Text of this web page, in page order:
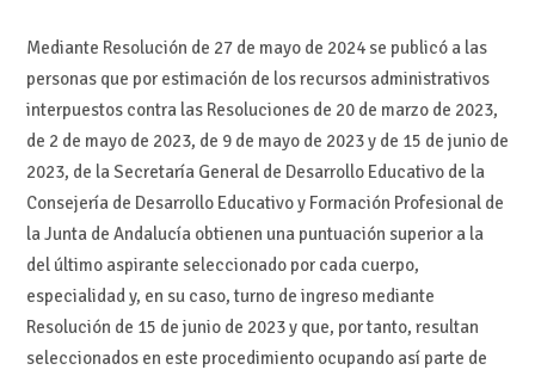
Mediante Resolución de 27 de mayo de 2024 se publicó a las
personas que por estimación de los recursos administrativos
interpuestos contra las Resoluciones de 20 de marzo de 2023,
de 2 de mayo de 2023, de 9 de mayo de 2023 y de 15 de junio de
2023, de la Secretaría General de Desarrollo Educativo de la
Consejería de Desarrollo Educativo y Formación Profesional de
la Junta de Andalucía obtienen una puntuación superior a la
del último aspirante seleccionado por cada cuerpo,
especialidad y, en su caso, turno de ingreso mediante
Resolución de 15 de junio de 2023 y que, por tanto, resultan
seleccionados en este procedimiento ocupando así parte de